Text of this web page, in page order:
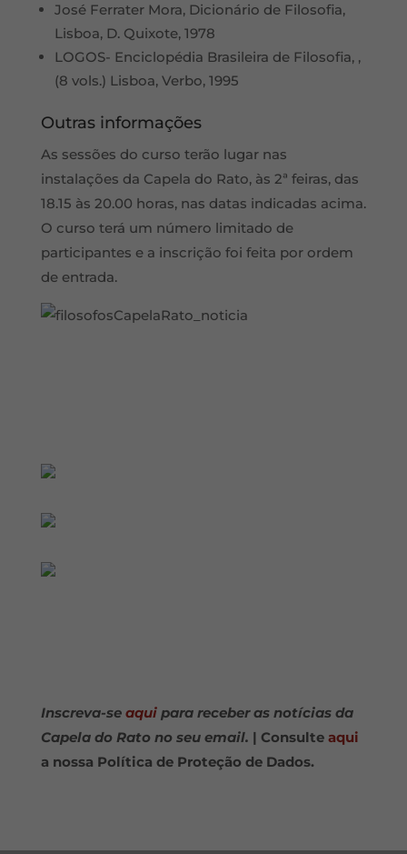
José Ferrater Mora, Dicionário de Filosofia,
Lisboa, D. Quixote, 1978
LOGOS- Enciclopédia Brasileira de Filosofia, ,
(8 vols.) Lisboa, Verbo, 1995
Outras informações
As sessões do curso terão lugar nas
instalações da Capela do Rato, às 2ª feiras, das
18.15 às 20.00 horas, nas datas indicadas acima.
O curso terá um número limitado de
participantes e a inscrição foi feita por ordem
de entrada.
Inscreva-se aquipara receber as notícias da
Capela do Rato no seu email. | Consulte aqui
a nossa Política de Proteção de Dados.